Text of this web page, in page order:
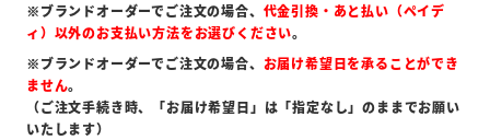
※ブランドオーダーでご注文の場合、 代金引換・あと払い（ペイデ
ィ）以外のお支払い方法をお選びください。
※ブランドオーダーでご注文の場合、 お届け希望日を承ることができ
ません。
（ご注文手続き時、「お届け希望日」は「指定なし」のままでお願い
いたします）